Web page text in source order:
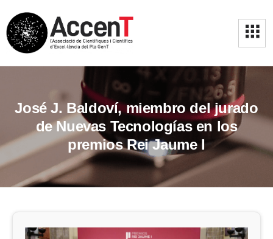
José J. Baldoví, miembro del jurado
de Nuevas Tecnologías en los
premios Rei Jaume I